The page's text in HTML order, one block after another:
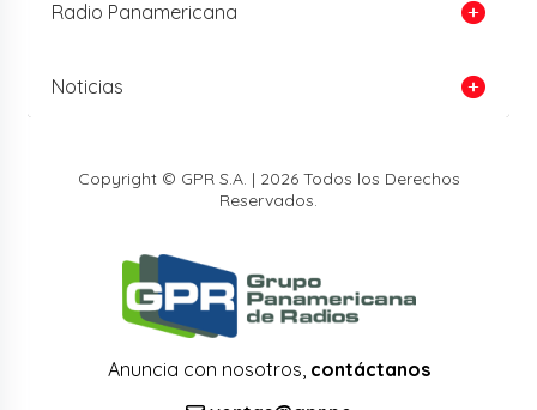
Radio Panamericana
Noticias
Copyright © GPR S.A. | 2026 Todos los Derechos
Reservados.
Anuncia con nosotros, contáctanos